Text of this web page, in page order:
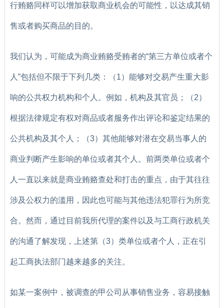
行贿赂同样可以增加获取商业机会的可能性，以达成其销
售或者购买商品的目的。
我们认为，可能成为商业贿赂受贿者的“第三方单位或者个
人”包括但不限于下列几类：（1）能够对交易产生重大影
响的公共权力机构和个人。例如，机构及其官员；（2）
根据法律规定有权对商品或者服务作出评论和鉴定结果的
公共机构及其个人；（3）其他能够对潜在交易当事人的
商业判断产生影响的单位或者其个人。前两类单位或者个
人一直以来就是商业贿赂查处和打击的重点，由于其往往
涉及公权力的滥用，因此也可能与其他违法犯罪行为所竞
合。然而，通过目前我所代理的案件以及与工商行政机关
的沟通了解发现，上述第（3）类单位或者个人，正在引
起工商执法部门越来越多的关注。
如某一案例中，被调查的甲公司从事销售业务，容易接触